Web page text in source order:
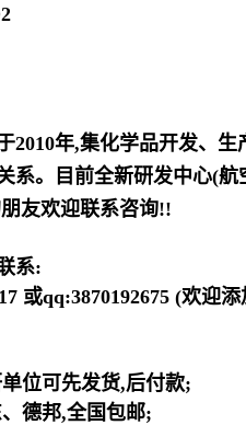
2010年,集化学品开发、
系。目前全新研发中心(
友欢迎联系咨询!!
系:
或qq:3870192675 (欢迎
位可先发货,后付款;
德邦,全国包邮;